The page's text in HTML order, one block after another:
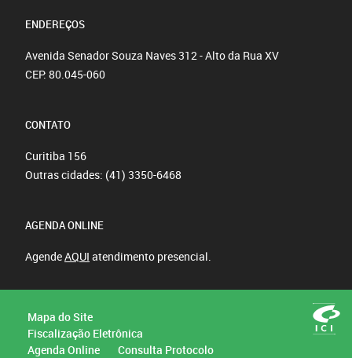
ENDEREÇOS
Avenida Senador Souza Naves 312 - Alto da Rua XV
CEP: 80.045-060
CONTATO
Curitiba 156
Outras cidades: (41) 3350-6468
AGENDA ONLINE
AgendeAQUI atendimento presencial.
Mapa do Site
Fiscalização Eletrônica
Agenda Online
Consulta Protocolo